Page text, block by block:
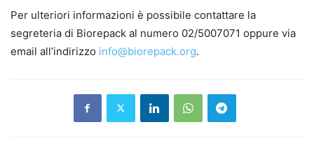
Per ulteriori informazioni è possibile contattare la
segreteria di Biorepack al numero 02/5007071 oppure via
email all’indirizzo info@biorepack.org.